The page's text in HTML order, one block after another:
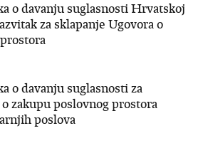
o davanju suglasnosti Hrvatskoj
za sklapanje Ugovora o
o davanju suglasnosti za
zakupu poslovnog prostora
poslova